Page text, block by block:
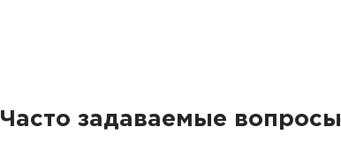
Часто задаваемые вопросы